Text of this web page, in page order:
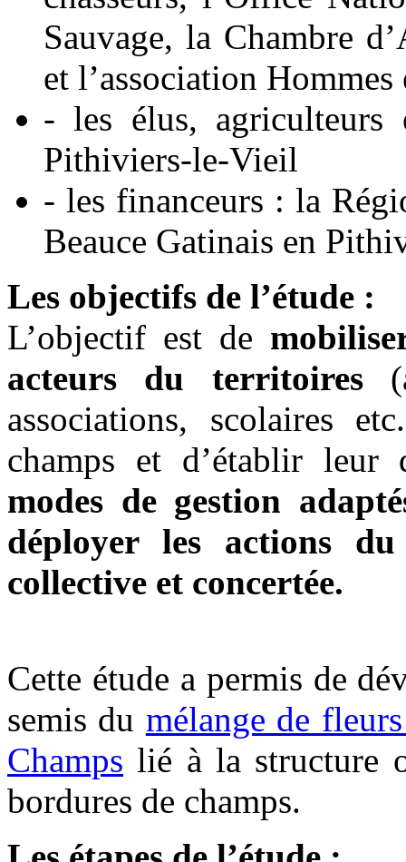
Sauvage, la Chambre
et l’association
- les élus, agriculteurs
Pithiviers-le-Vieil
- les financeurs : la
Beauce Gatinais en
Les objectifs de l’étude :
L’objectif est de
acteurs du territoires
associations, scolaires
champs et d’établir leur
modes de gestion
déployer les actions
collective et concertée.
Cette étude a permis de
semis du mélange de
Champs lié à la structure
bordures de champs.